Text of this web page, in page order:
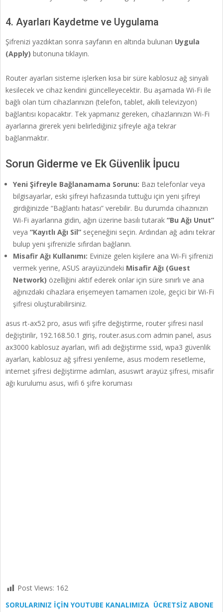
4. Ayarları Kaydetme ve Uygulama
Şifrenizi yazdıktan sonra sayfanın en altında bulunan Uygula
(Apply) butonuna tıklayın.
Router ayarları sisteme işlerken kısa bir süre kablosuz ağ sinyali
kesilecek ve cihaz kendini güncelleyecektir. Bu aşamada Wi-Fi ile
bağlı olan tüm cihazlarınızın (telefon, tablet, akıllı televizyon)
bağlantısı kopacaktır. Tek yapmanız gereken, cihazlarınızın Wi-Fi
ayarlarına girerek yeni belirlediğiniz şifreyle ağa tekrar
bağlanmaktır.
Sorun Giderme ve Ek Güvenlik İpucu
Yeni Şifreyle Bağlanamama Sorunu: Bazı telefonlar veya
bilgisayarlar, eski şifreyi hafızasında tuttuğu için yeni şifreyi
girdiğinizde “Bağlantı hatası” verebilir. Bu durumda cihazınızın
Wi-Fi ayarlarına gidin, ağın üzerine basılı tutarak “Bu Ağı Unut”
veya “Kayıtlı Ağı Sil” seçeneğini seçin. Ardından ağ adını tekrar
bulup yeni şifrenizle sıfırdan bağlanın.
Misafir Ağı Kullanımı: Evinize gelen kişilere ana Wi-Fi şifrenizi
vermek yerine, ASUS arayüzündeki Misafir Ağı (Guest
Network) özelliğini aktif ederek onlar için süre sınırlı ve ana
ağınızdaki cihazlara erişemeyen tamamen izole, geçici bir Wi-Fi
şifresi oluşturabilirsiniz.
asus rt-ax52 pro, asus wifi şifre değiştirme, router şifresi nasıl
değiştirilir, 192.168.50.1 giriş, router.asus.com admin panel, asus
ax3000 kablosuz ayarları, wifi adı değiştirme ssid, wpa3 güvenlik
ayarları, kablosuz ağ şifresi yenileme, asus modem resetleme,
internet şifresi değiştirme adımları, asuswrt arayüz şifresi, misafir
ağı kurulumu asus, wifi 6 şifre koruması
Post Views: 162
SORULARINIZ İÇİN YOUTUBE KANALIMIZA ÜCRETSİZ ABONE